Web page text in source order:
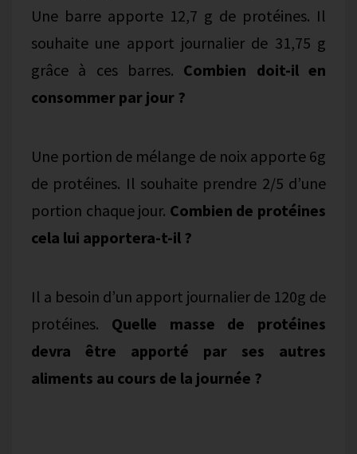
Une barre apporte 12,7 g de protéines. Il
souhaite une apport journalier de 31,75 g
grâce à ces barres. Combien doit-il en
consommer par jour ?
Une portion de mélange de noix apporte 6g
de protéines. Il souhaite prendre 2/5 d’une
portion chaque jour. Combien de protéines
cela lui apportera-t-il ?
Il a besoin d’un apport journalier de 120g de
protéines. Quelle masse de protéines
devra être apporté par ses autres
aliments au cours de la journée ?